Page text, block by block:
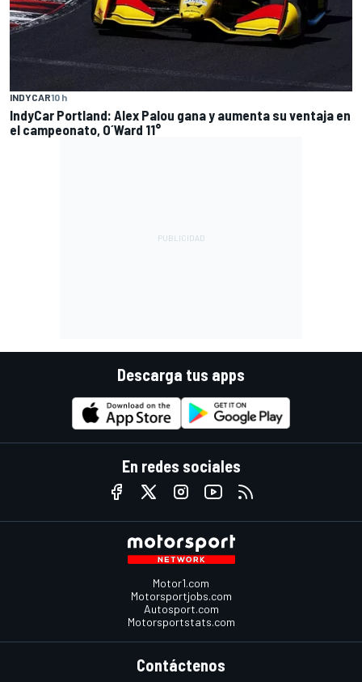
INDYCAR10 h
IndyCar Portland: Alex Palou gana y aumenta su ventaja en
el campeonato, O´Ward 11°
Descarga tus apps
En redes sociales
Motor1.com
Motorsportjobs.com
Autosport.com
Motorsportstats.com
Contáctenos